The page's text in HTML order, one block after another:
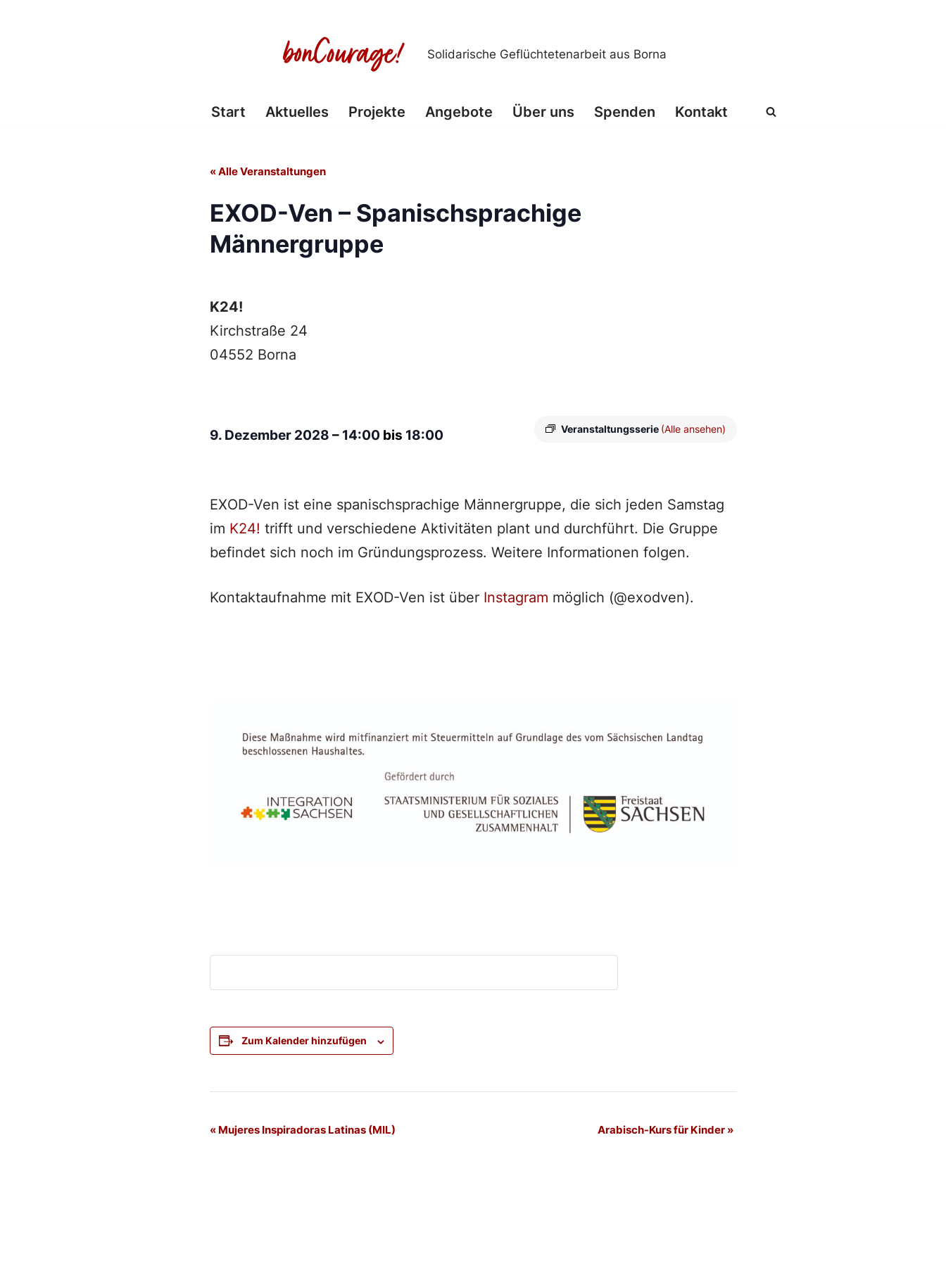
Solidarische Geflüchtetenarbeit aus Borna
Start Aktuelles Projekte Angebote Über uns Spenden Kontakt
« Alle Veranstaltungen
EXOD-Ven – Spanischsprachige
Männergruppe
K24!
Kirchstraße 24
04552 Borna
Veranstaltungsserie (Alle ansehen)
9. Dezember 2028 – 14:00 bis 18:00
EXOD-Ven ist eine spanischsprachige Männergruppe, die sich jeden Samstag
im K24! trifft und verschiedene Aktivitäten plant und durchführt. Die Gruppe
befindet sich noch im Gründungsprozess. Weitere Informationen folgen.
Kontaktaufnahme mit EXOD-Ven ist über Instagram möglich (@exodven).
Zum Kalender hinzufügen
Veranstaltung-
«Mujeres Inspiradoras Latinas (MIL) Arabisch-Kurs für Kinder »